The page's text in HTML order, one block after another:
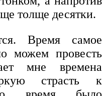
толще десятки.
Время самое
можем провесть
мне времена
страсть к